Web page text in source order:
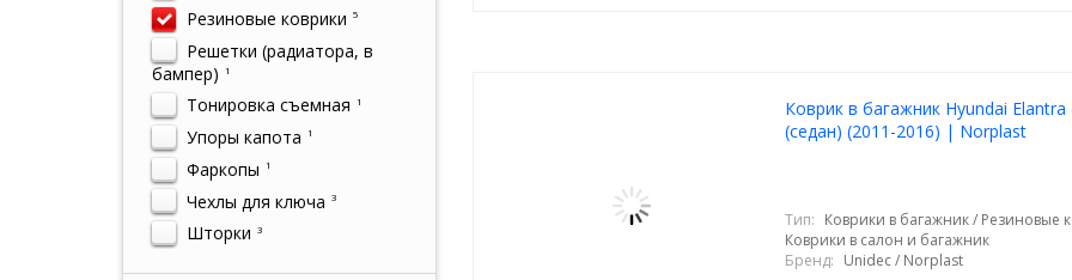
Резиновые коврики 5
Решетки (радиатора, в
бампер)
1
Тонировка съемная 1
Упоры капота 1
Фаркопы 1
Чехлы для ключа 3
Шторки 3
Коврик в багажник Hyundai Elantra
(седан) (2011-2016) | Norplast
Тип: Коврики в багажник / Резиновые
Коврики в салон и багажник
Бренд: Unidec / Norplast